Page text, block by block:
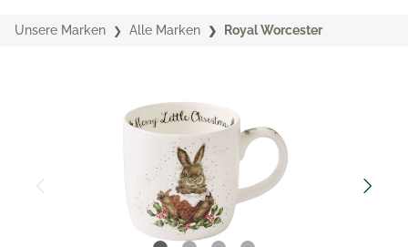
Unsere Marken Alle Marken Royal Worcester